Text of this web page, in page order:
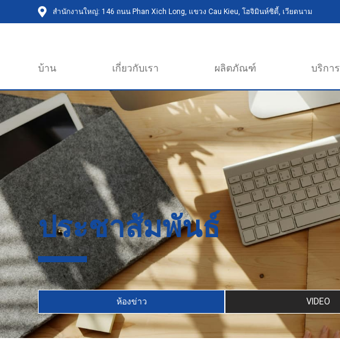
สำนักงานใหญ่: 146 ถนน Phan Xich Long, แขวง Cau Kieu, โฮจิมินห์ซิตี้, เวียดนาม
บ้าน เกี่ยวกับเรา ผลิตภัณฑ์ บริการ
ประชาสัมพันธ์
ห้องข่าว VIDEO